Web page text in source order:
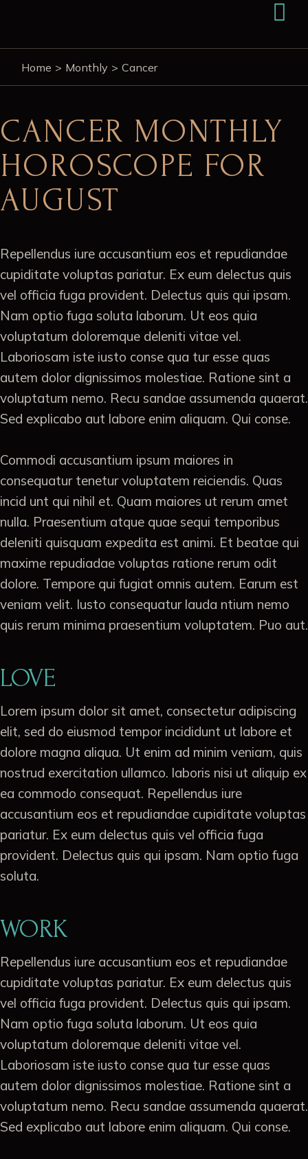
Home Monthly Cancer
CANCER MONTHLY
HOROSCOPE FOR
AUGUST
Repellendus iure accusantium eos et repudiandae
cupiditate voluptas pariatur. Ex eum delectus quis
vel officia fuga provident. Delectus quis qui ipsam.
Nam optio fuga soluta laborum. Ut eos quia
voluptatum doloremque deleniti vitae vel.
Laboriosam iste iusto conse qua tur esse quas
autem dolor dignissimos molestiae. Ratione sint a
voluptatum nemo. Recu sandae assumenda quaerat.
Sed explicabo aut labore enim aliquam. Qui conse.
Commodi accusantium ipsum maiores in
consequatur tenetur voluptatem reiciendis. Quas
incid unt qui nihil et. Quam maiores ut rerum amet
nulla. Praesentium atque quae sequi temporibus
deleniti quisquam expedita est animi. Et beatae qui
maxime repudiadae voluptas ratione rerum odit
dolore. Tempore qui fugiat omnis autem. Earum est
veniam velit. Iusto consequatur lauda ntium nemo
quis rerum minima praesentium voluptatem. Puo aut.
LOVE
Lorem ipsum dolor sit amet, consectetur adipiscing
elit, sed do eiusmod tempor incididunt ut labore et
dolore magna aliqua. Ut enim ad minim veniam, quis
nostrud exercitation ullamco. laboris nisi ut aliquip ex
ea commodo consequat. Repellendus iure
accusantium eos et repudiandae cupiditate voluptas
pariatur. Ex eum delectus quis vel officia fuga
provident. Delectus quis qui ipsam. Nam optio fuga
soluta.
WORK
Repellendus iure accusantium eos et repudiandae
cupiditate voluptas pariatur. Ex eum delectus quis
vel officia fuga provident. Delectus quis qui ipsam.
Nam optio fuga soluta laborum. Ut eos quia
voluptatum doloremque deleniti vitae vel.
Laboriosam iste iusto conse qua tur esse quas
autem dolor dignissimos molestiae. Ratione sint a
voluptatum nemo. Recu sandae assumenda quaerat.
Sed explicabo aut labore enim aliquam. Qui conse.